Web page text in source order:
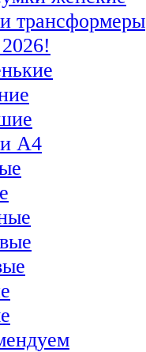
трансформеры
А4